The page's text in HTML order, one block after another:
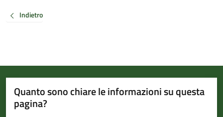
Indietro
Quanto sono chiare le informazioni su questa
pagina?